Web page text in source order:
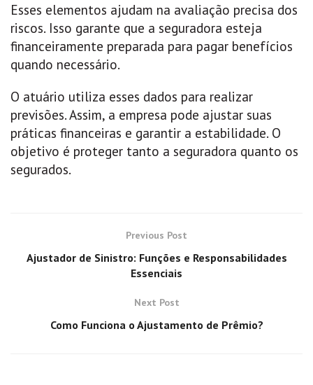
Esses elementos ajudam na avaliação precisa dos
riscos. Isso garante que a seguradora esteja
financeiramente preparada para pagar benefícios
quando necessário.
O atuário utiliza esses dados para realizar
previsões. Assim, a empresa pode ajustar suas
práticas financeiras e garantir a estabilidade. O
objetivo é proteger tanto a seguradora quanto os
segurados.
Previous Post
Ajustador de Sinistro: Funções e Responsabilidades
Essenciais
Next Post
Como Funciona o Ajustamento de Prêmio?